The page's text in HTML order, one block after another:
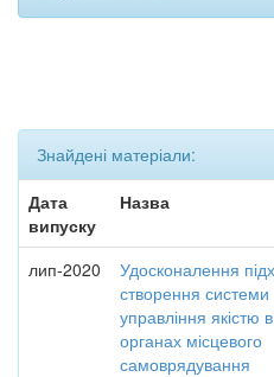
Знайдені матеріали:
Дата
випуску
Назва
лип-2020
Удосконалення
створення системи
управління якістю в
органах місцевого
самоврядування